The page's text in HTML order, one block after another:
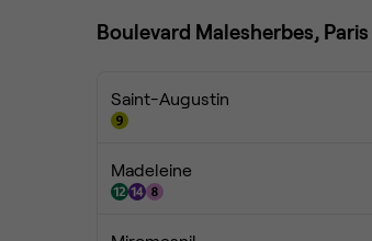
Boulevard Malesherbes,
Saint-Augustin
Madeleine